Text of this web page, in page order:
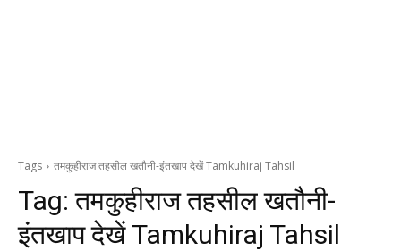
Tags तमकुहीराज तहसील खतौनी-इंतखाप देखें Tamkuhiraj Tahsil
Tag:तमकुहीराज तहसील खतौनी-
इंतखाप देखें Tamkuhiraj Tahsil